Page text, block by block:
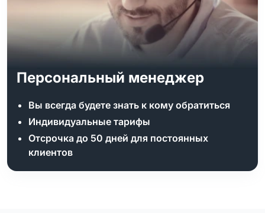
Персональный менеджер
Вы всегда будете знать к кому обратиться
Индивидуальные тарифы
Отсрочка до 50 дней для постоянных
клиентов